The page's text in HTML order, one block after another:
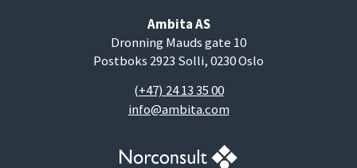
Ambita AS
Dronning Mauds gate 10
Postboks 2923 Solli, 0230 Oslo
(+47) 24 13 35 00
info@ambita.com